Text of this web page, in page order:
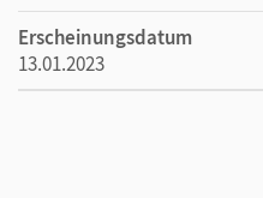
Erscheinungsdatum
13.01.2023